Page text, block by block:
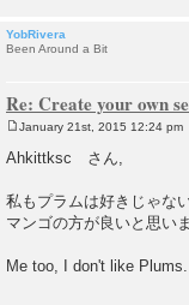
YobRivera
Been Around a Bit
Re: Create your own
o
s
January 21st, 2015 12:24 pm
Ahkittksc さん,
私もプラムは好きじゃない
マンゴの方が良いと思いま
Me too, I don't like